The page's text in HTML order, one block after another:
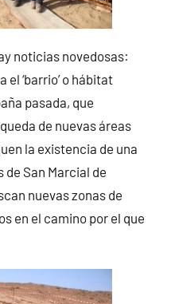
noticias novedosas:
‘barrio’ o hábitat
pasada, que
de nuevas áreas
la existencia de una
San Marcial de
nuevas zonas de
en el camino por el que